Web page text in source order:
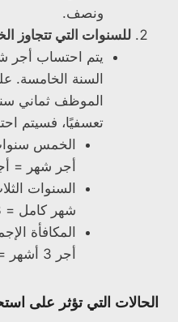
ونصف.
للسنوات التي تتجاوز
يتم احتساب أجر
السنة الخامسة.
الموظف ثماني
تعسفيًا، فسيتم
أجر شهر =
شهر كامل = 3 أشهر.
المكافأة
أجر 3 أشهر = أجر 5 أشهر ونصف.
الحالات التي تؤثر على